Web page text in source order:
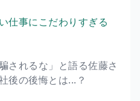
仕事にこだわりすぎる
されるな」と語る佐藤さ
後の後悔とは...？